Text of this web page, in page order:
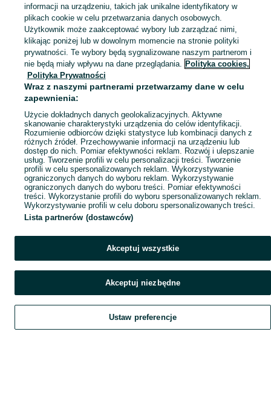
KATEGORIA
Antyki i przedmioty kolekcjonerskie na OLX – odkryj wyjątkowe oferty antyków i rzadkich przedmiotów. Sprawdź unikalne kolekcje! Żyrardów i okolice. Zobacz
Mapa kategorii
Mapa miejscowości
Mapa ministron
Popularne wyszukiwania
Szukaj Obserwujesz Dodaj Czat Konto
informacji na urządzeniu, takich jak unikalne identyfikatory w
plikach cookie w celu przetwarzania danych osobowych.
Użytkownik może zaakceptować wybory lub zarządzać nimi,
klikając poniżej lub w dowolnym momencie na stronie polityki
prywatności. Te wybory będą sygnalizowane naszym partnerom i
nie będą miały wpływu na dane przeglądania. Polityka cookies,
Polityka Prywatności
Wraz z naszymi partnerami przetwarzamy dane w celu
zapewnienia:
Użycie dokładnych danych geolokalizacyjnych. Aktywne
skanowanie charakterystyki urządzenia do celów identyfikacji.
Rozumienie odbiorców dzięki statystyce lub kombinacji danych z
różnych źródeł. Przechowywanie informacji na urządzeniu lub
dostęp do nich. Pomiar efektywności reklam. Rozwój i ulepszanie
usług. Tworzenie profili w celu personalizacji treści. Tworzenie
profili w celu spersonalizowanych reklam. Wykorzystywanie
ograniczonych danych do wyboru reklam. Wykorzystywanie
ograniczonych danych do wyboru treści. Pomiar efektywności
treści. Wykorzystanie profili do wyboru spersonalizowanych reklam.
Wykorzystywanie profili w celu doboru spersonalizowanych treści.
Lista partnerów (dostawców)
Akceptuj wszystkie
Akceptuj niezbędne
Ustaw preferencje